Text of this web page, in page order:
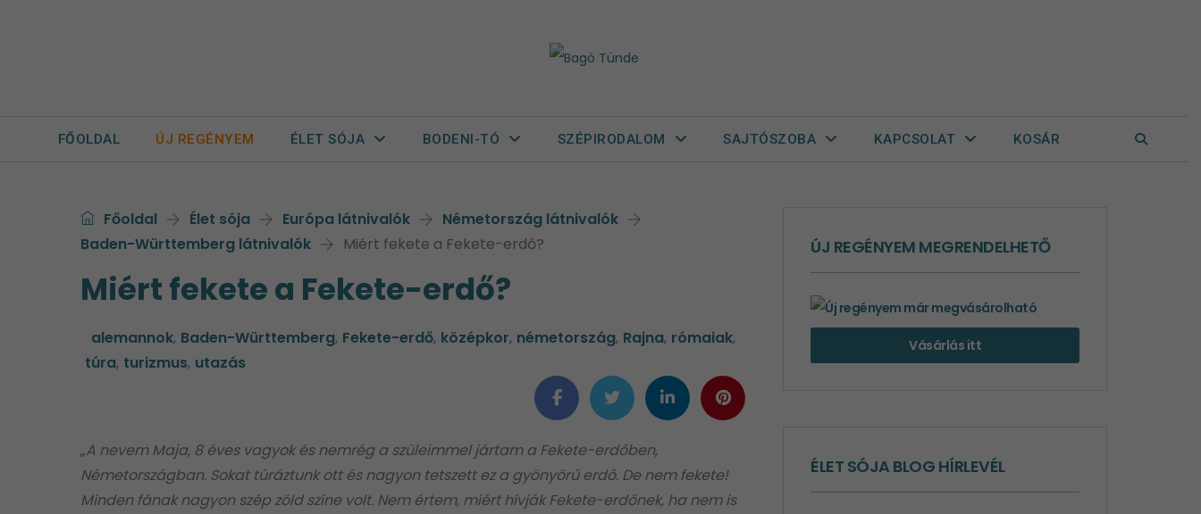
FŐOLDAL ÚJ REGÉNYEM ÉLET SÓJA BODENI-TÓ SZÉPIRODALOM SAJTÓSZOBA KAPCSOLAT KOSÁR
Főoldal Élet sója Európa látnivalók
Németország látnivalók
Baden-Württemberg látnivalók
Miért fekete a Fekete-erdő?
Miért fekete a Fekete-erdő?
alemannok, Baden-Württemberg, Fekete-erdő, középkor, németország, Rajna, rómaiak,
túra, turizmus, utazás
„A nevem Maja, 8 éves vagyok és nemrég a szüleimmel jártam a Fekete-erdőben,
Németországban. Sokat túráztunk ott és nagyon tetszett ez a gyönyörű erdő. De nem fekete!
Minden fának nagyon szép zöld színe volt. Nem értem, miért hívják Fekete-erdőnek, ha nem is
ÚJ REGÉNYEM MEGRENDELHETŐ
Vásárlás itt
ÉLET SÓJA BLOG HÍRLEVÉL